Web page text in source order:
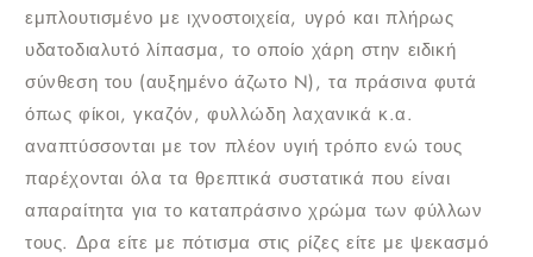
εμπλουτισμένο με ιχνοστοιχεία, υγρό και πλήρως
υδατοδιαλυτό λίπασμα, το οποίο χάρη στην ειδική
σύνθεση του (αυξημένο άζωτο N), τα πράσινα φυτά
όπως φίκοι, γκαζόν, φυλλώδη λαχανικά κ.α.
αναπτύσσονται με τον πλέον υγιή τρόπο ενώ τους
παρέχονται όλα τα θρεπτικά συστατικά που είναι
απαραίτητα για το καταπράσινο χρώμα των φύλλων
τους. Δρα είτε με πότισμα στις ρίζες είτε με ψεκασμό